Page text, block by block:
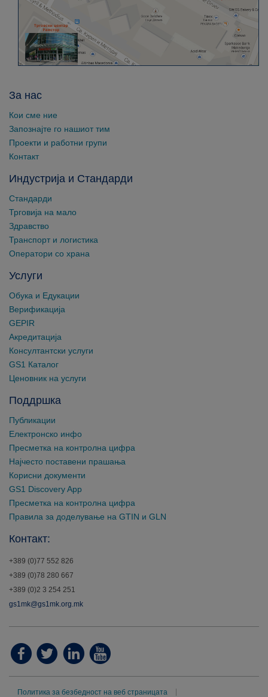
За нас
Кои сме ние
Запознајте го нашиот тим
Проекти и работни групи
Контакт
Индустрија и Стандарди
Стандарди
Трговија на мало
Здравство
Транспорт и логистика
Оператори со храна
Услуги
Обука и Едукации
Верификација
GEPIR
Акредитација
Консултантски услуги
GS1 Каталог
Ценовник на услуги
Поддршка
Публикации
Електронско инфо
Пресметка на контролна цифра
Најчесто поставени прашања
Корисни документи
GS1 Discovery App
Пресметка на контролна цифра
Правила за доделување на GTIN и GLN
Контакт:
+389 (0)77 552 826
+389 (0)78 280 667
+389 (0)2 3 254 251
gs1mk@gs1mk.org.mk
Политика за безбедност на веб страницата